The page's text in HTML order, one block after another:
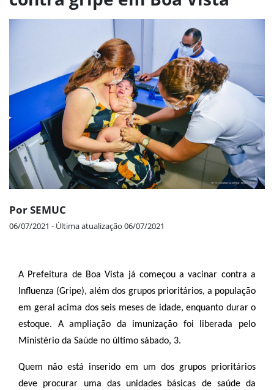
Por SEMUC
06/07/2021 - Última atualização 06/07/2021
A Prefeitura de Boa Vista já começou a vacinar contra a
Influenza (Gripe), além dos grupos prioritários, a população
em geral acima dos seis meses de idade, enquanto durar o
estoque. A ampliação da imunização foi liberada pelo
Ministério da Saúde no último sábado, 3.
Quem não está inserido em um dos grupos prioritários
deve procurar uma das unidades básicas de saúde da